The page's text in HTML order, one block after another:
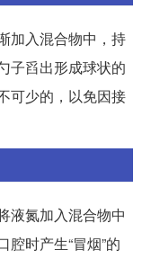
加入混合物中，持
子舀出形成球状的
可少的，以免因接
液氮加入混合物中
时产生“冒烟”的